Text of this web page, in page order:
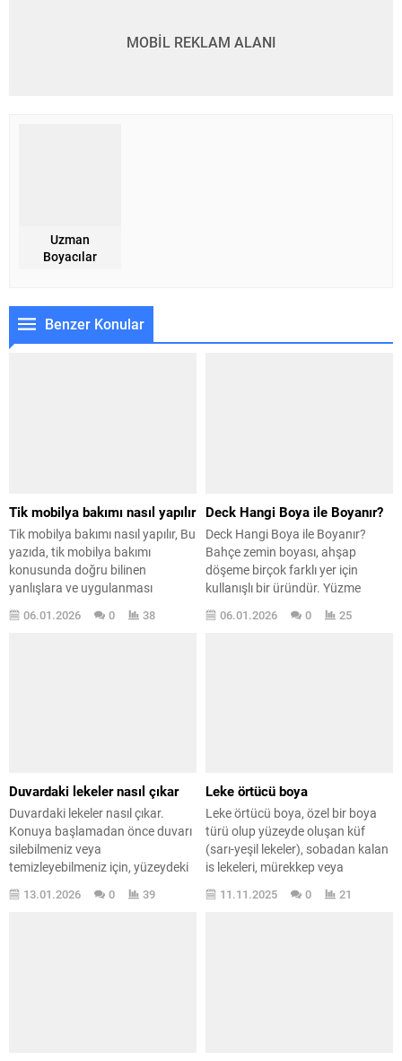
MOBİL REKLAM ALANI
Uzman
Boyacılar
Benzer Konular
Tik mobilya bakımı nasıl yapılır
Tik mobilya bakımı nasıl yapılır, Bu
yazıda, tik mobilya bakımı
konusunda doğru bilinen
yanlışlara ve uygulanması
deneyimime göre değindim. Dış
06.01.2026 0 38
Deck Hangi Boya ile Boyanır?
Deck Hangi Boya ile Boyanır?
Bahçe zemin boyası, ahşap
döşeme birçok farklı yer için
kullanışlı bir üründür. Yüzme
kullanılmasının nedeni, harika
06.01.2026 0 25
Duvardaki lekeler nasıl çıkar
Duvardaki lekeler nasıl çıkar.
Konuya başlamadan önce duvarı
silebilmeniz veya
temizleyebilmeniz için, yüzeydeki
duvar boyasının ne tür bir boya
olduğunu bilmeniz gerekir. Bunu
13.01.2026 0 39
Leke örtücü boya
Leke örtücü boya, özel bir boya
türü olup yüzeyde oluşan küf
(sarı-yeşil lekeler), sobadan kalan
is lekeleri, mürekkep veya
yangından kaynaklanan ağır is
lekelerini yüzde yüz oranında
11.11.2025 0 21